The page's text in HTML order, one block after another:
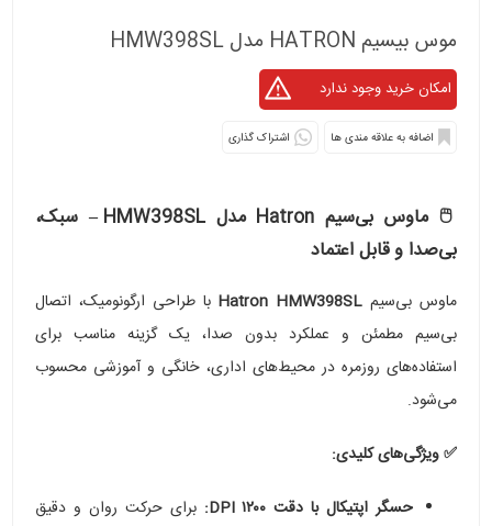
موس بیسیم HATRON مدل HMW398SL
اشتراک گذاری
🖱 ماوس بی‌سیم Hatron مدل HMW398SL – سبک،
بی‌صدا و قابل اعتماد
ماوس بی‌سیم Hatron HMW398SL با طراحی ارگونومیک، اتصال
بی‌سیم مطمئن و عملکرد بدون صدا، یک گزینه مناسب برای
استفاده‌های روزمره در محیط‌های اداری، خانگی و آموزشی محسوب
می‌شود.
✅ ویژگی‌های کلیدی:
حسگر اپتیکال با دقت ۱۲۰۰ DPI:
برای حرکت روان و دقیق